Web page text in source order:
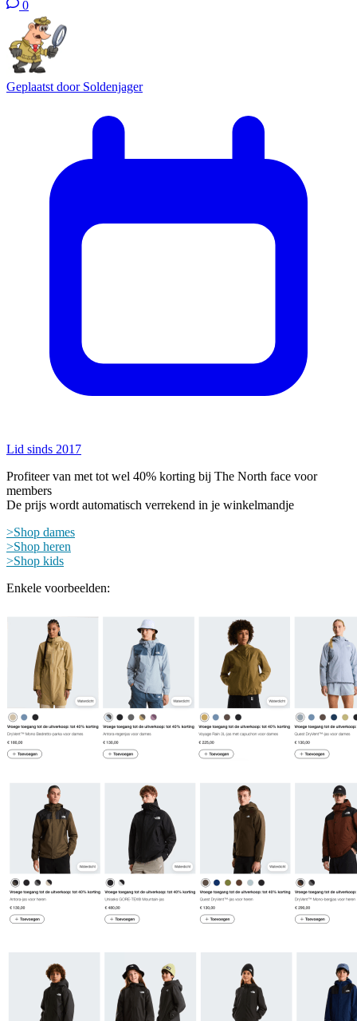
0
Geplaatst door Soldenjager
Lid sinds 2017
Profiteer van met tot wel 40% korting bij The North face voor
members
De prijs wordt automatisch verrekend in je winkelmandje
>Shop dames
>Shop heren
>Shop kids
Enkele voorbeelden: